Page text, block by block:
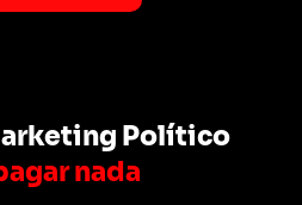
Político
nada